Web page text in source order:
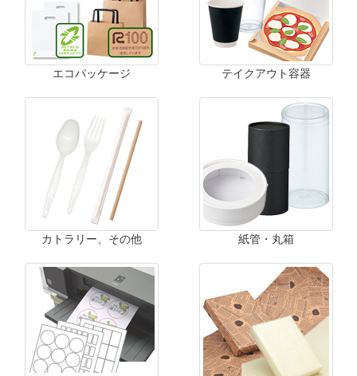
エコパッケージ テイクアウト容器
カトラリー、その他 紙管・丸箱